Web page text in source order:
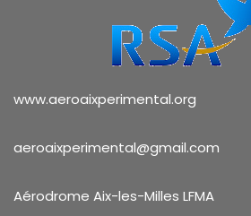
www.aeroaixperimental.org
aeroaixperimental@gmail.com
Aérodrome Aix-les-Milles LFMA